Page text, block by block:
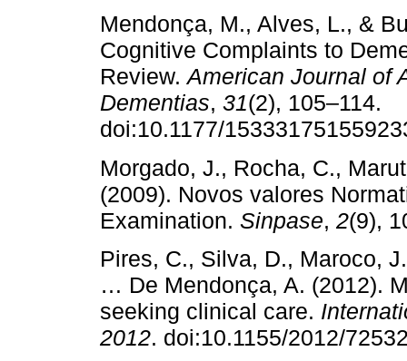
Mendonça, M., Alves, L., &
Cognitive Complaints to
Review.American Journal of
Dementias, 31(2), 105–114.
doi:10.1177/
Morgado, J., Rocha, C.,
(2009). Novos valores
Examination. Sinpase, 2(9),
Pires, C., Silva, D., Maroco,
… De Mendonça, A. (2012).
seeking clinical care.
2012. doi:10.1155/2012/